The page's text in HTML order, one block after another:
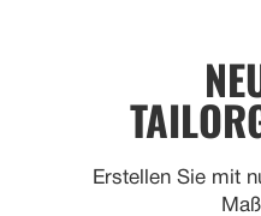
Erstellen Sie mit